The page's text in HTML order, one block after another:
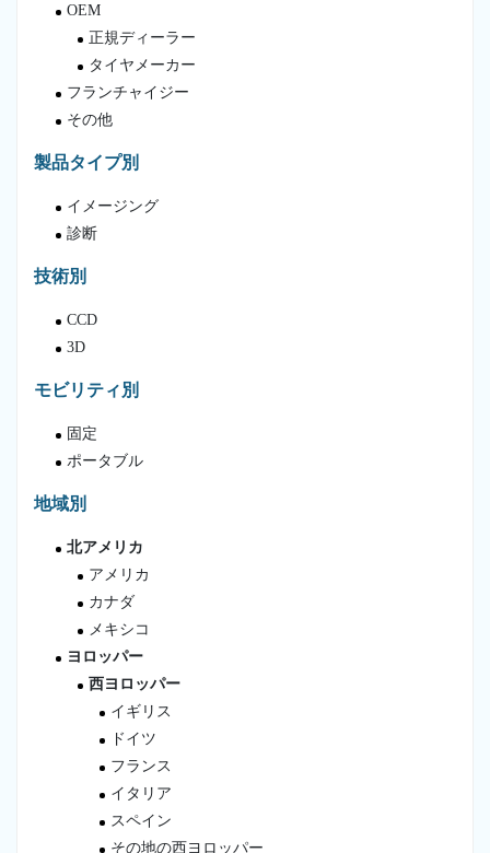
OEM
正規ディーラー
タイヤメーカー
フランチャイジー
その他
製品タイプ別
イメージング
診断
技術別
CCD
3D
モビリティ別
固定
ポータブル
地域別
北アメリカ
アメリカ
カナダ
メキシコ
ヨロッパー
西ヨロッパー
イギリス
ドイツ
フランス
イタリア
スペイン
その地の西ヨロッパー